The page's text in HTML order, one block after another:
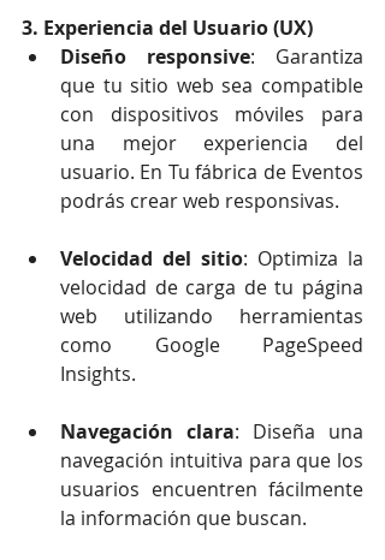
3. Experiencia del Usuario (UX)
Diseño responsive: Garantiza
que tu sitio web sea compatible
con dispositivos móviles para
una mejor experiencia del
usuario. En Tu fábrica de Eventos
podrás crear web responsivas.
Velocidad del sitio: Optimiza la
velocidad de carga de tu página
web utilizando herramientas
como Google PageSpeed
Insights.
Navegación clara: Diseña una
navegación intuitiva para que los
usuarios encuentren fácilmente
la información que buscan.